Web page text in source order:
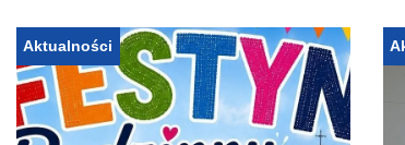
Aktualności